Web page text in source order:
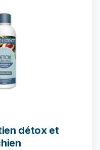
détox et